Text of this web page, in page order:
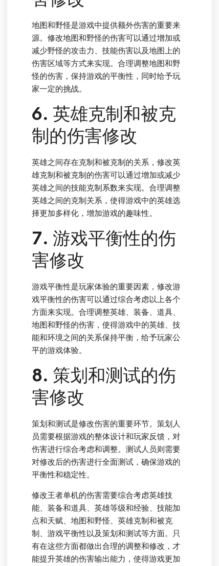
地图和野怪是游戏中提供额外伤害的重要来
源。修改地图和野怪的伤害可以通过增加或
减少野怪的攻击力、技能伤害以及地图上的
伤害区域等方式来实现。合理调整地图和野
怪的伤害，保持游戏的平衡性，同时给予玩
家一定的挑战。
6. 英雄克制和被克
制的伤害修改
英雄之间存在克制和被克制的关系，修改英
雄克制和被克制的伤害可以通过增加或减少
英雄之间的技能克制系数来实现。合理调整
英雄之间的克制关系，使得游戏中的英雄选
择更加多样化，增加游戏的趣味性。
7. 游戏平衡性的伤
害修改
游戏平衡性是玩家体验的重要因素，修改游
戏平衡性的伤害可以通过综合考虑以上各个
方面来实现。合理调整英雄、装备、道具、
地图和野怪的伤害，使得游戏中的英雄、技
能和环境之间的关系保持平衡，给予玩家公
平的游戏体验。
8. 策划和测试的伤
害修改
策划和测试是修改伤害的重要环节。策划人
员需要根据游戏的整体设计和玩家反馈，对
伤害进行综合考虑和调整。测试人员则需要
对修改后的伤害进行全面测试，确保游戏的
平衡性和稳定性。
修改王者单机的伤害需要综合考虑英雄技
能、装备和道具、英雄等级和经验、技能加
点和天赋、地图和野怪、英雄克制和被克
制、游戏平衡性以及策划和测试等方面。只
有在这些方面都做出合理的调整和修改，才
能提升英雄的伤害输出能力，使得游戏更加